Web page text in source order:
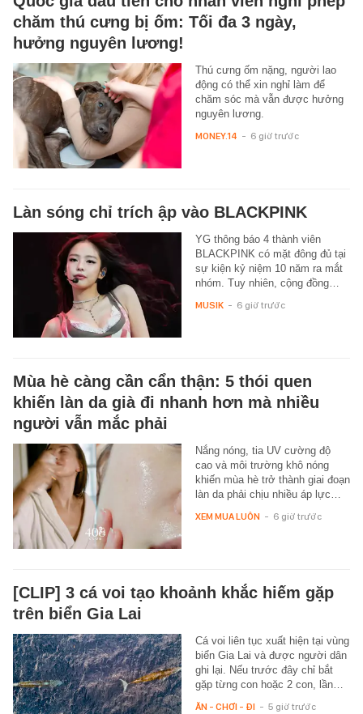
chăm thú cưng bị ốm: Tối đa 3 ngày,
hưởng nguyên lương!
Thú cưng ốm nặng, người lao
động có thể xin nghỉ làm để
chăm sóc mà vẫn được hưởng
nguyên lương.
MONEY.14 - 6 giờ trước
Làn sóng chỉ trích ập vào BLACKPINK
YG thông báo 4 thành viên
BLACKPINK có mặt đông đủ tại
sự kiện kỷ niệm 10 năm ra mắt
nhóm. Tuy nhiên, cộng đồng…
MUSIK - 6 giờ trước
Mùa hè càng cần cẩn thận: 5 thói quen
khiến làn da già đi nhanh hơn mà nhiều
người vẫn mắc phải
Nắng nóng, tia UV cường độ
cao và môi trường khô nóng
khiến mùa hè trở thành giai đoạn
làn da phải chịu nhiều áp lực…
XEM MUA LUÔN - 6 giờ trước
[CLIP] 3 cá voi tạo khoảnh khắc hiếm gặp
trên biển Gia Lai
Cá voi liên tục xuất hiện tại vùng
biển Gia Lai và được người dân
ghi lại. Nếu trước đây chỉ bắt
gặp từng con hoặc 2 con, lần…
ĂN - CHƠI - ĐI - 5 giờ trước